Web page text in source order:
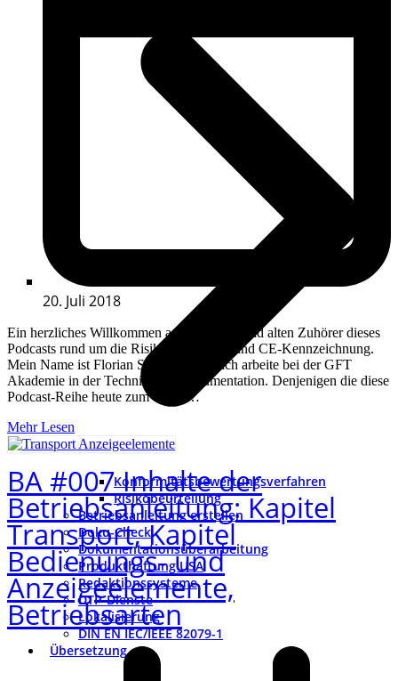
Konformitätsbewertungsverfahren
Risikobeurteilung
Betriebsanleitung erstellen
Doku-Check
Dokumentationsüberarbeitung
Produkthaftung USA
Redaktionssysteme
DTP-Dienste
Lokalisierung
DIN EN IEC/IEEE 82079-1
Übersetzung
20. Juli 2018
Ein herzliches Willkommen an alle neuen und alten Zuhörer dieses
Podcasts rund um die Risikobeurteilung und CE-Kennzeichnung.
Mein Name ist Florian Seckinger und ich arbeite bei der GFT
Akademie in der Technischen Dokumentation. Denjenigen die diese
Podcast-Reihe heute zum ersten…
Mehr Lesen
BA #007 Inhalte der
Betriebsanleitung: Kapitel
Transport, Kapitel
Bedienungs- und
Anzeigeelemente,
Betriebsarten